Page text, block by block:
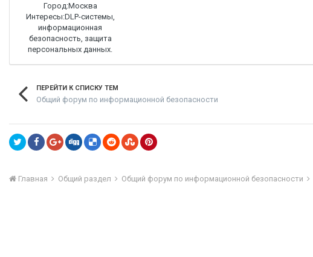
Город:Москва
Интересы:DLP-системы,
информационная
безопасность, защита
персональных данных.
ПЕРЕЙТИ К СПИСКУ ТЕМ
Общий форум по информационной безопасности
Главная Общий раздел Общий форум по информационной безопасности